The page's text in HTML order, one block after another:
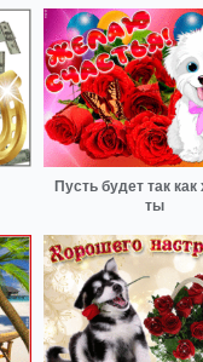
Пусть будет так
ты